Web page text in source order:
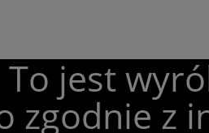
To jest
zgodnie z